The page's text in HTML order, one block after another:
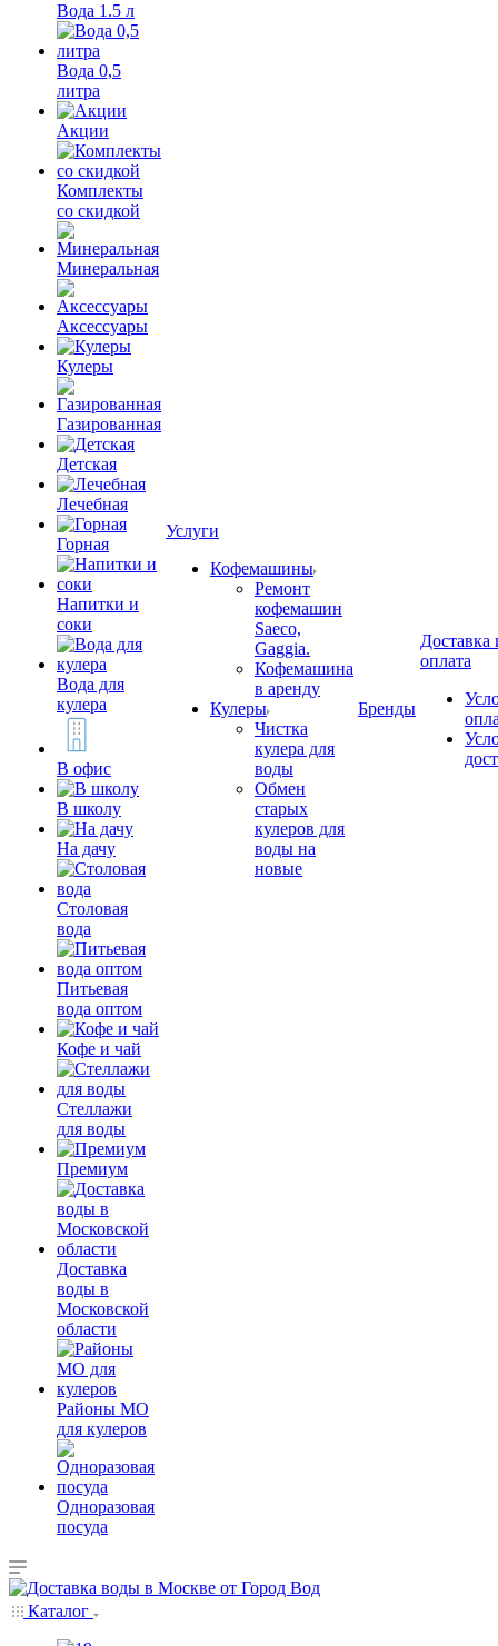
Вода 1.5 л
Вода 0,5
литра
Акции
Комплекты
со скидкой
Минеральная
Аксессуары
Кулеры
Газированная
Детская
Лечебная
Горная
Напитки и
соки
Вода для
кулера
В офис
В школу
На дачу
Столовая
вода
Питьевая
вода оптом
Кофе и чай
Стеллажи
для воды
Премиум
Доставка
воды в
Московской
области
Районы МО
для кулеров
Одноразовая
посуда
Услуги
Кофемашины
Ремонт
кофемашин
Saeco,
Gaggia.
Кофемашина
в аренду
Кулеры
Чистка
кулера для
воды
Обмен
старых
кулеров для
воды на
новые
Бренды
Доставка
оплата
Каталог